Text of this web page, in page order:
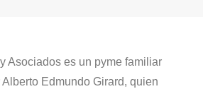
Asociados es un pyme familiar
Edmundo Girard, quien